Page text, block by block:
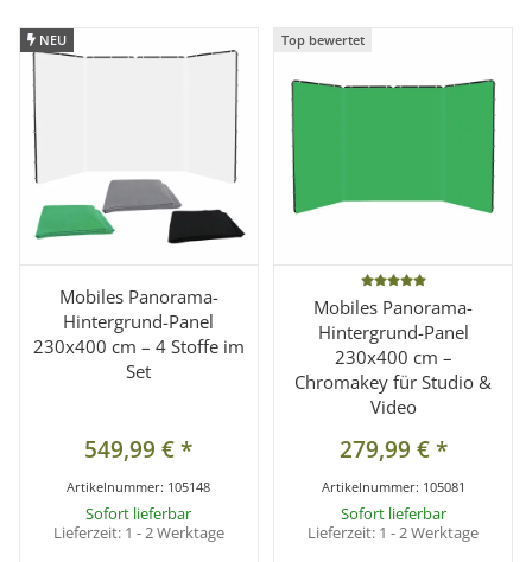
NEU
NEU
Mobiles Panorama-
Hintergrund-Panel
230x400 cm – 4 Stoffe im
Set
549,99 €*
Artikelnummer: 105148
Sofort lieferbar
Lieferzeit: 1 - 2 Werktage
Top bewertet
Top bewertet
Mobiles Panorama-
Hintergrund-Panel
230x400 cm –
Chromakey für Studio &
Video
279,99 €*
Artikelnummer: 105081
Sofort lieferbar
Lieferzeit: 1 - 2 Werktage